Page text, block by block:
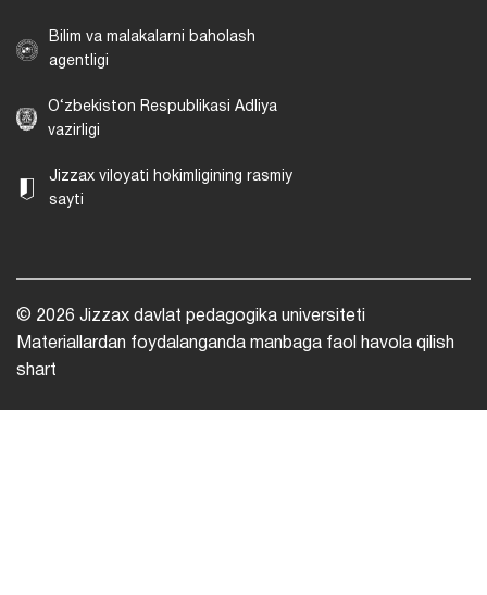
Bilim va malakalarni baholash
agentligi
O‘zbekiston Respublikasi Adliya
vazirligi
Jizzax viloyati hokimligining rasmiy
sayti
© 2026 Jizzax davlat pedagogika universiteti
Materiallardan foydalanganda manbaga faol havola qilish
shart